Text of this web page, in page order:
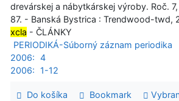
drevárskej a nábytkárskej výroby. Roč.
87. - Banská Bystrica : Trendwood-twd,
xcla - ČLÁNKY
PERIODIKÁ-Súborný záznam periodika
2006: 4
2006:
1-12
Do košíka Bookmark